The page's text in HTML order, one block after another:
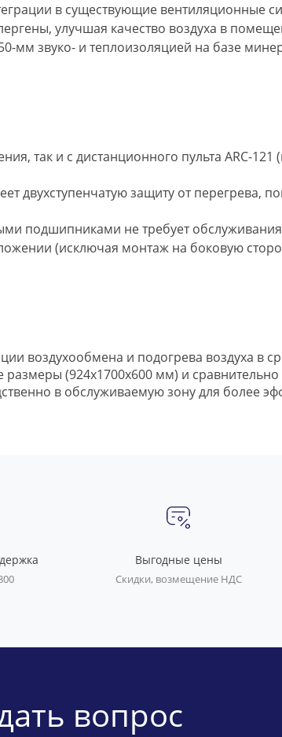
в существующие вентиляционные
улучшая качество воздуха в
мм звуко- и теплоизоляцией на базе
так и с дистанционного пульта ARC-
двухступенчатую защиту от перегрева,
подшипниками не требует
(исключая монтаж на боковую
воздухообмена и подогрева воздуха
(924х1700х600 мм) и
в обслуживаемую зону для более
Выгодные цены
Скидки, возмещение НДС
вопрос